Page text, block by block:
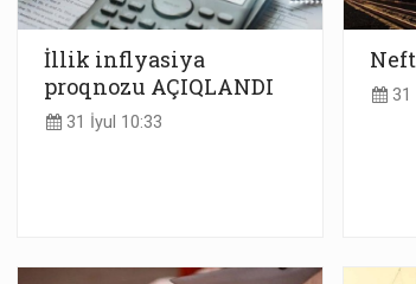
İllik inflyasiya
proqnozu AÇIQLANDI
31 İyul 10:33
31